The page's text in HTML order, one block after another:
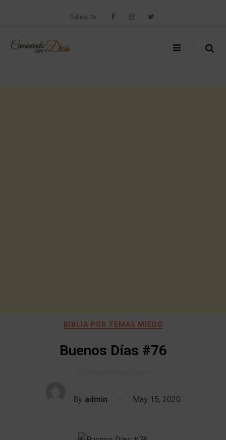
Follow Us
BIBLIA POR TEMAS MIEDO
Buenos Días #76
By admin May 15, 2020